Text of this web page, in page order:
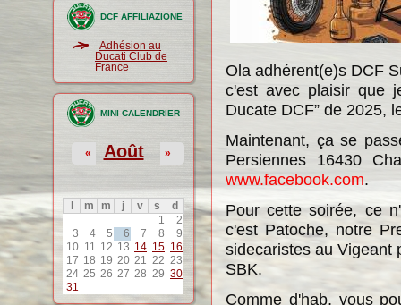
DCF AFFILIAZIONE
Adhésion au
Ducati Club de
France
MINI CALENDRIER
Août
« »
m m j v s
d
1
2
3
4 5 6 7 8
9
10 11 12 13 14 15 16
17 18 19 20 21 22 23
24 25 26 27 28 29 30
31
Ola adhérent(e)s DCF
c'est avec plaisir que
Ducate DCF” de 2025,
Maintenant, ça se
Persiennes 16430
www.facebook.com.
Pour cette soirée, ce
c'est Patoche, notre
sidecaristes au Vigeant
SBK.
Comme d'hab, vous